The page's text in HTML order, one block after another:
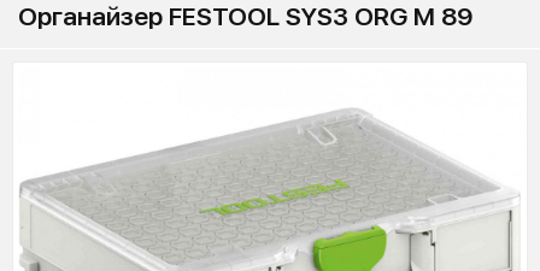
Органайзер FESTOOL SYS3 ORG M 89